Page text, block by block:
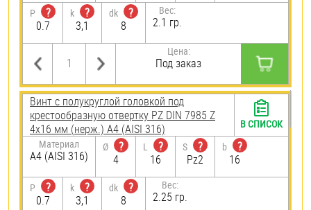
P
?
0.7
k
?
3,1
dk
?
8
Вес:
2.1 гр.
Цена:
Под заказ
Винт с полукруглой головкой под
крестообразную отвертку PZ DIN 7985 Z
4х16 мм (нерж.) A4 (AISI 316)
Материал
A4 (AISI 316)
Ø
?
4
L
?
16
S
?
Pz2
b
?
16
P
?
0.7
k
?
3,1
dk
?
8
Вес:
2.25 гр.
В СПИСОК